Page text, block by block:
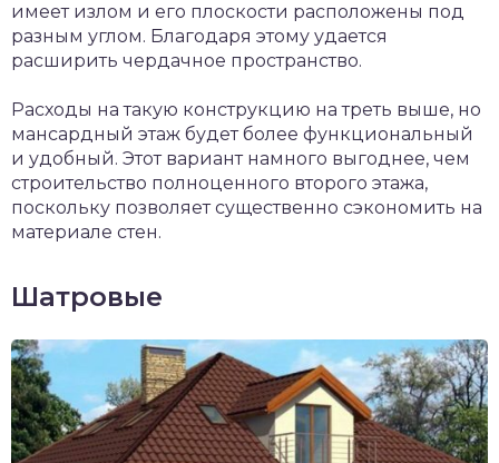
имеет излом и его плоскости расположены под
разным углом. Благодаря этому удается
расширить чердачное пространство.
Расходы на такую конструкцию на треть выше, но
мансардный этаж будет более функциональный
и удобный. Этот вариант намного выгоднее, чем
строительство полноценного второго этажа,
поскольку позволяет существенно сэкономить на
материале стен.
Шатровые